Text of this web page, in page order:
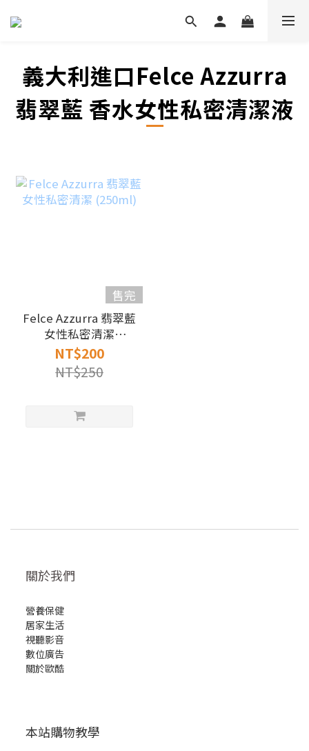
義大利進口Felce Azzurra
翡翠藍 香水女性私密清潔液
售完
Felce Azzurra 翡翠藍
女性私密清潔
(250ml)
NT$200
NT$250
關於我們
營養保健
居家生活
視聽影音
數位廣告
關於歐酷
本站購物教學